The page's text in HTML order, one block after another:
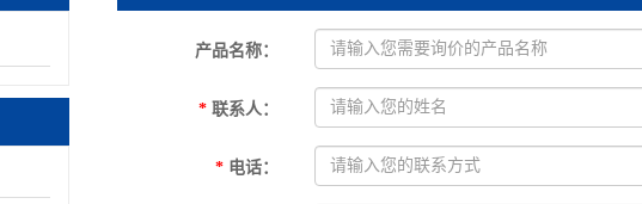
产品名称：
* 联系人：
* 电话：